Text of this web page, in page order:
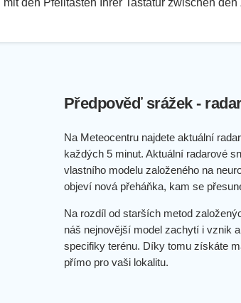
den Pfeiltasten Ihrer Tastatur zwischen
Předpověď srážek -
Na Meteocentru najdete aktuální
každých 5 minut. Aktuální radarové
vlastního modelu založeného na
objeví nová přeháňka, kam se
Na rozdíl od starších metod
náš nejnovější model zachytí i vznik
specifiky terénu. Díky tomu získáte
přímo pro vaši lokalitu.